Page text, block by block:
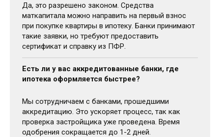
Да, это разрешено законом. Средства
маткапитала можно направить на первый взнос
при покупке квартиры в ипотеку. Банки принимают
такие заявки, но требуют предоставить
сертификат и справку из ПФР.
Есть ли у вас аккредитованные банки, где
ипотека оформляется быстрее?
Мы сотрудничаем с банками, прошедшими
аккредитацию. Это ускоряет процесс, так как
проверка застройщика уже проведена. Время
одобрения сокращается до 1-2 дней.